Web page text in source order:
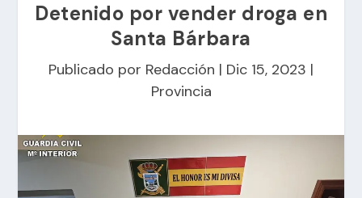
Detenido por vender droga en
Santa Bárbara
Publicado por Redacción | Dic 15, 2023 |
Provincia